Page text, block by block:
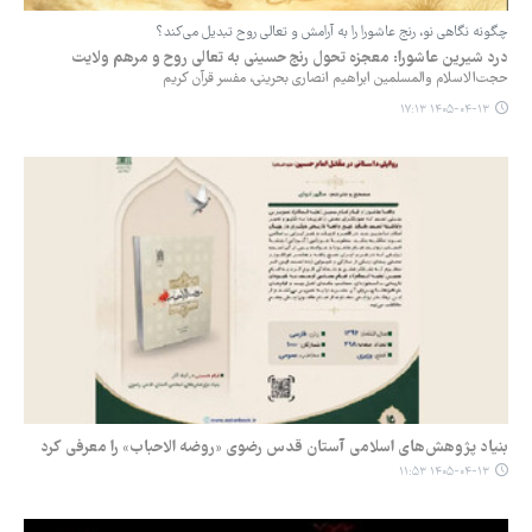
چگونه نگاهی نو، رنج عاشورا را به آرامش و تعالی روح تبدیل می‌کند؟
‏درد شیرین عاشورا: معجزه تحول رنج حسینی به تعالی روح و مرهم ولایت
حجت‌الاسلام والمسلمین ابراهیم انصاری بحرینی، مفسر قرآن کریم
۱۴۰۵-۰۴-۱۳ ۱۷:۱۳
بنیاد پژوهش‌های اسلامی آستان قدس رضوی «روضه الاحباب» را معرفی کرد
۱۴۰۵-۰۴-۱۳ ۱۱:۵۳